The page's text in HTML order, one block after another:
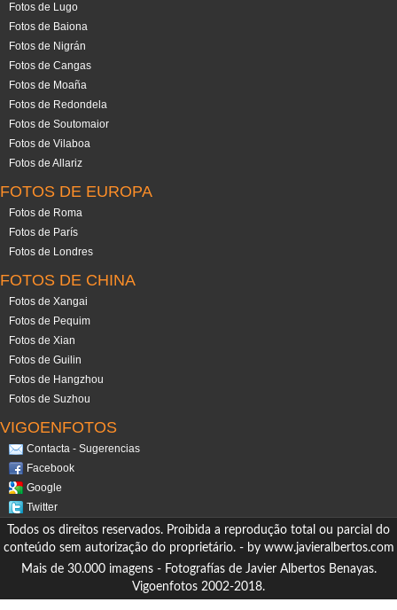
Fotos de Lugo
Fotos de Baiona
Fotos de Nigrán
Fotos de Cangas
Fotos de Moaña
Fotos de Redondela
Fotos de Soutomaior
Fotos de Vilaboa
Fotos de Allariz
FOTOS DE EUROPA
Fotos de Roma
Fotos de París
Fotos de Londres
FOTOS DE CHINA
Fotos de Xangai
Fotos de Pequim
Fotos de Xian
Fotos de Guilin
Fotos de Hangzhou
Fotos de Suzhou
VIGOENFOTOS
Contacta - Sugerencias
Facebook
Google
Twitter
Todos os direitos reservados. Proibida a reprodução total ou parcial do
conteúdo sem autorização do proprietário. - by www.javieralbertos.com
Mais de 30.000 imagens - Fotografías de Javier Albertos Benayas.
Vigoenfotos 2002-2018.